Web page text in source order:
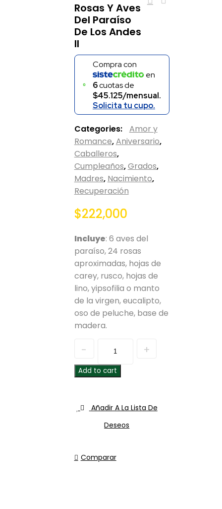
Rosas Y Aves
Del Paraíso
De Los Andes
II
Compra con
en
6cuotas de
$45.125/mensual.
Solicita tu cupo.
Categories:
Amor y
Romance,Aniversario,
Caballeros,
Cumpleaños,Grados,
Madres, Nacimiento,
Recuperación
$222,000
Incluye: 6 aves del
paraíso, 24 rosas
aproximadas, hojas de
carey, rusco, hojas de
lino, yipsofilia o manto
de la virgen, eucalipto,
oso de peluche, base de
madera.
Add to cart
Añadir A La Lista De
Deseos
Comparar